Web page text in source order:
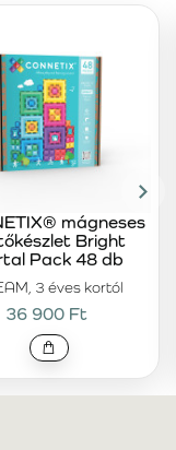
3 éves kortól
mágneses
Bright
Pack 48 db
36 900 Ft